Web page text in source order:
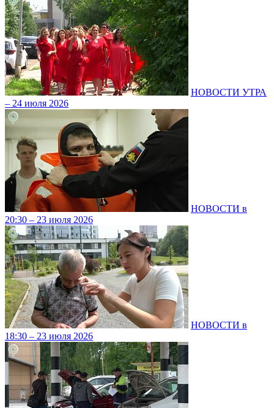
НОВОСТИ УТРА
– 24 июля 2026
НОВОСТИ в
20:30 – 23 июля 2026
НОВОСТИ в
18:30 – 23 июля 2026